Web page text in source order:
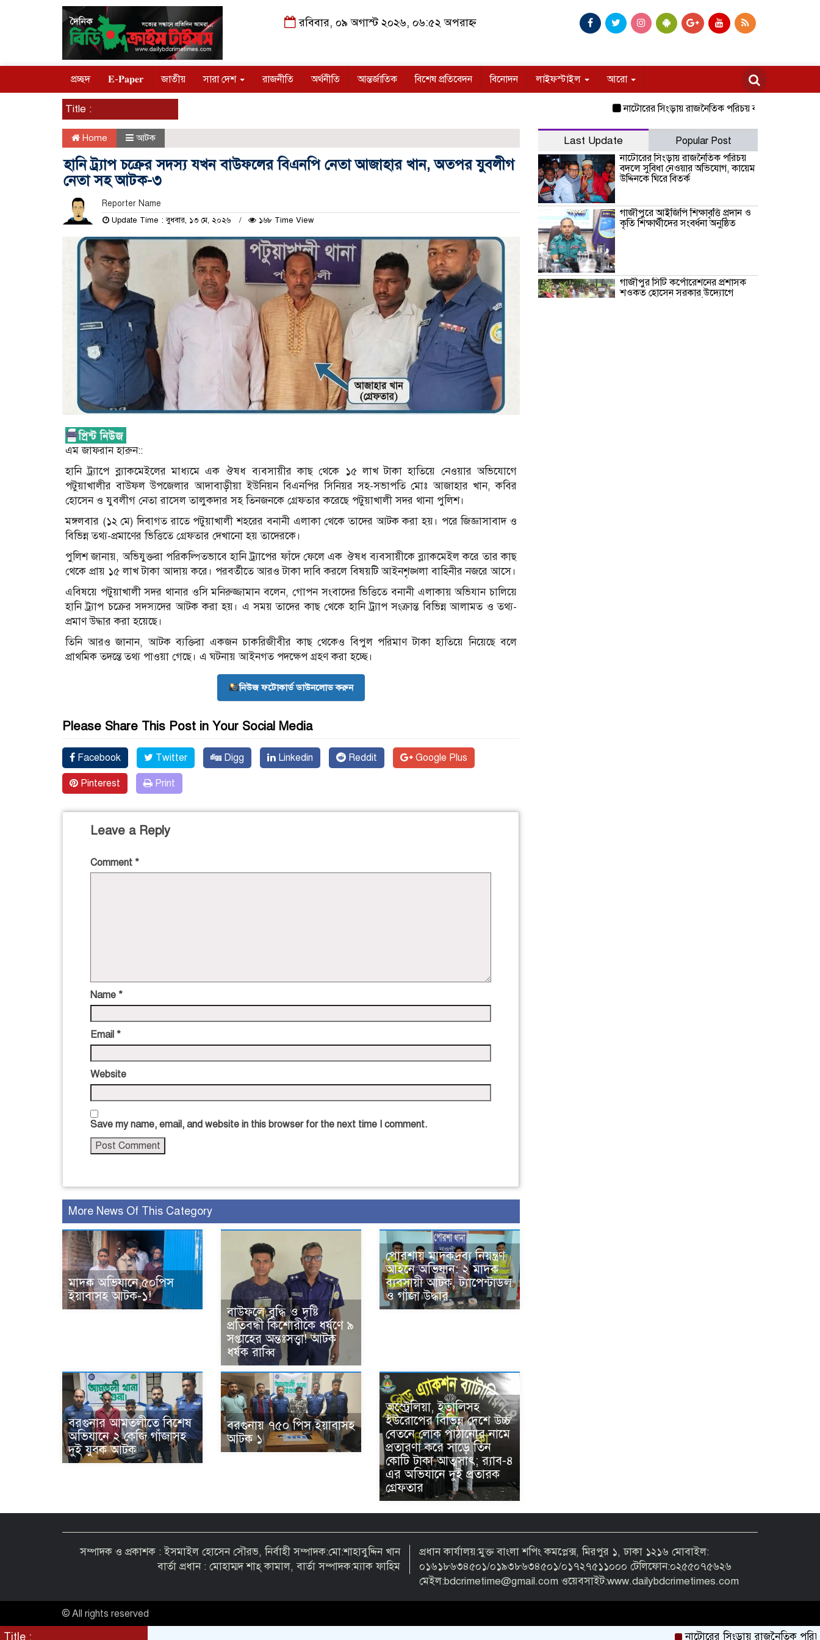
রবিবার, ০৯ অগাস্ট ২০২৬, ০৬:৫২ অপরাহ্ন
প্রচ্ছদ 𝐄-𝐏𝐚𝐩𝐞𝐫 জাতীয় সারা দেশ রাজনীতি অর্থনীতি আন্তর্জাতিক বিশেষ প্রতিবেদন বিনোদন লাইফস্টাইল আরো
Title : নাটোরের সিংড়ায় রাজনৈতিক পরিচয় বদলে সুবিধা নেওয়ার
Home আটক
হানি ট্র্যাপ চক্রের সদস্য যখন বাউফলের বিএনপি নেতা আজাহার খান, অতপর যুবলীগ
নেতা সহ আটক-৩
Reporter Name
Update Time : বুধবার, ১৩ মে, ২০২৬ ১৬৮ Time View
এম জাফরান হারুন::
হানি ট্র্যাপে ব্ল্যাকমেইলের মাধ্যমে এক ঔষধ ব্যবসায়ীর কাছ থেকে ১৫ লাখ টাকা হাতিয়ে নেওয়ার অভিযোগে
পটুয়াখালীর বাউফল উপজেলার আদাবাড়ীয়া ইউনিয়ন বিএনপির সিনিয়র সহ-সভাপতি মোঃ আজাহার খান, কবির
হোসেন ও যুবলীগ নেতা রাসেল তালুকদার সহ তিনজনকে গ্রেফতার করেছে পটুয়াখালী সদর থানা পুলিশ।
মঙ্গলবার (১২ মে) দিবাগত রাতে পটুয়াখালী শহরের বনানী এলাকা থেকে তাদের আটক করা হয়। পরে জিজ্ঞাসাবাদ ও
বিভিন্ন তথ্য-প্রমাণের ভিত্তিতে গ্রেফতার দেখানো হয় তাদেরকে।
পুলিশ জানায়, অভিযুক্তরা পরিকল্পিতভাবে হানি ট্র্যাপের ফাঁদে ফেলে এক ঔষধ ব্যবসায়ীকে ব্ল্যাকমেইল করে তার কাছ
থেকে প্রায় ১৫ লাখ টাকা আদায় করে। পরবর্তীতে আরও টাকা দাবি করলে বিষয়টি আইনশৃঙ্খলা বাহিনীর নজরে আসে।
এবিষয়ে পটুয়াখালী সদর থানার ওসি মনিরুজ্জামান বলেন, গোপন সংবাদের ভিত্তিতে বনানী এলাকায় অভিযান চালিয়ে
হানি ট্র্যাপ চক্রের সদস্যদের আটক করা হয়। এ সময় তাদের কাছ থেকে হানি ট্র্যাপ সংক্রান্ত বিভিন্ন আলামত ও তথ্য-
প্রমাণ উদ্ধার করা হয়েছে।
তিনি আরও জানান, আটক ব্যক্তিরা একজন চাকরিজীবীর কাছ থেকেও বিপুল পরিমাণ টাকা হাতিয়ে নিয়েছে বলে
প্রাথমিক তদন্তে তথ্য পাওয়া গেছে। এ ঘটনায় আইনগত পদক্ষেপ গ্রহণ করা হচ্ছে।
নিউজ ফটোকার্ড ডাউনলোড করুন
Please Share This Post in Your Social Media
Facebook Twitter Digg Linkedin Reddit Google Plus
Pinterest Print
Leave a Reply
Comment *
Name *
Email *
Website
Save my name, email, and website in this browser for the next time I comment.
More News Of This Category
মাদক অভিযানে,৫০পিস
ইয়াবাসহ আটক-১!
বাউফলে বুদ্ধি ও দৃষ্টি
প্রতিবন্ধী কিশোরীকে ধর্ষণে ৯
সপ্তাহের অন্তঃসত্ত্বা! আটক
ধর্ষক রাব্বি
পোরশায় মাদকদ্রব্য নিয়ন্ত্রণ
আইনে অভিযান: ২ মাদক
ব্যবসায়ী আটক, ট্যাপেন্টাডল
ও গাঁজা উদ্ধার
বরগুনার আমতলীতে বিশেষ
অভিযানে ২ কেজি গাঁজাসহ
দুই যুবক আটক
বরগুনায় ৭৫০ পিস ইয়াবাসহ
আটক ১
অস্ট্রেলিয়া, ইতালিসহ
ইউরোপের বিভিন্ন দেশে উচ্চ
বেতনে লোক পাঠানোর নামে
প্রতারণা করে সাড়ে তিন
কোটি টাকা আত্মসাৎ; র‌্যাব-৪
এর অভিযানে দুই প্রতারক
গ্রেফতার
Last Update
Popular Post
নাটোরের সিংড়ায় রাজনৈতিক পরিচয়
বদলে সুবিধা নেওয়ার অভিযোগ, কায়েম
উদ্দিনকে ঘিরে বিতর্ক
গাজীপুরে আইজিপি শিক্ষাবৃত্তি প্রদান ও
কৃতি শিক্ষার্থীদের সংবর্ধনা অনুষ্ঠিত
গাজীপুর সিটি কর্পোরেশনের প্রশাসক
শওকত হোসেন সরকার উদ্যোগে
সম্পাদক ও প্রকাশক : ইসমাইল হোসেন সৌরভ, নির্বাহী সম্পাদক:মো:শাহাবুদ্দিন খান
বার্তা প্রধান : মোহাম্মদ শাহ্ কামাল, বার্তা সম্পাদক:ম্যাক ফাহিম
প্রধান কার্যালয়:মুক্ত বাংলা শপিং কমপ্লেক্স, মিরপুর ১, ঢাকা ১২১৬ মোবাইল:
০১৬১৮৬৩৪৫০১/০১৯৩৮৬৩৪৫০১/০১৭২৭৫১১০০০ টেলিফোন:০২৫৫০৭৫৬২৬
মেইল:bdcrimetime@gmail.com ওয়েবসাইট:www.dailybdcrimetimes.com
Title : নাটোরের সিংড়ায় রাজনৈতিক পরিচয়
© All rights reserved